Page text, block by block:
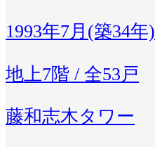
1993年7月(築34年)
地上7階 / 全53戸
藤和志木タワー